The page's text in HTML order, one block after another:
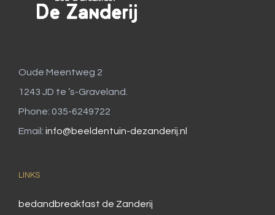
Oude Meentweg 2
1243 JD te ’s-Graveland.
Phone: 035-6249722
Email: info@beeldentuin-dezanderij.nl
LINKS
bedandbreakfast de Zanderij